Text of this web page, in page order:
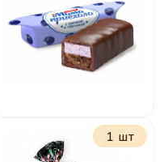
Петушок-золотой
гребешок
1 шт